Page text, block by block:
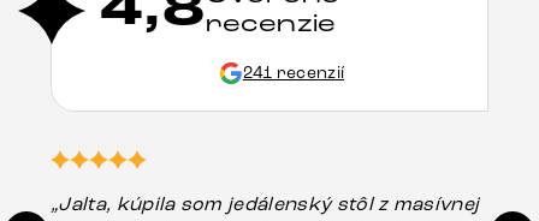
recenzie
241 recenzií
„Jalta, kúpila som jedálenský stôl z masívnej